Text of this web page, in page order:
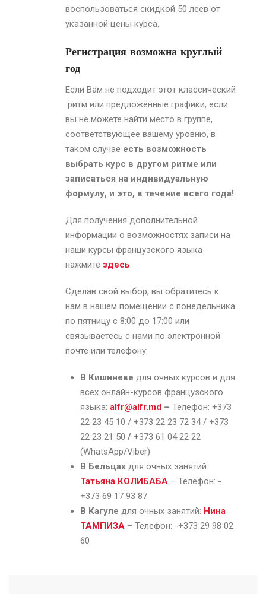
воспользоваться скидкой 50 леев от
указанной цены курса.
Регистрация возможна круглый
год
Если Вам не подходит этот классический
ритм или предложенные графики, если
вы не можете найти место в группе,
соответствующее вашему уровню, в
таком случае есть возможность
выбрать курс в другом ритме или
записаться на индивидуальную
формулу, и это, в течение всего года!
Для получения дополнительной
информации о возможностях записи на
наши курсы французского языка
нажмите здесь.
Сделав свой выбор, вы обратитесь к
нам в нашем помещении с понедельника
по пятницу с 8:00 до 17:00 или
связываетесь с нами по электронной
почте или телефону:
В Кишиневе для очных курсов и для
всех онлайн-курсов французского
языка: alfr@alfr.md – Телефон: +373
22 23 45 10 / +373 22 23 72 34 / +373
22 23 21 50 / +373 61 04 22 22
(WhatsApp/Viber)
В Бельцах для очных занятий:
Татьяна КОЛИБАБА – Телефон: -
+373 69 17 93 87
В Кагуле для очных занятий: Нина
ТАМПИЗА – Телефон: -+373 29 98 02
60